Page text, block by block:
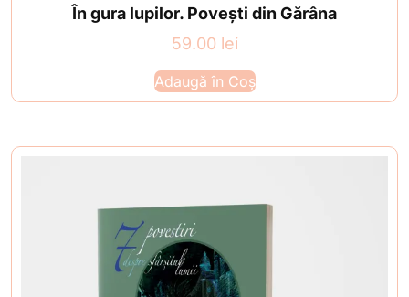
În gura lupilor. Povești din Gărâna
59.00 lei
Adaugă în Coș